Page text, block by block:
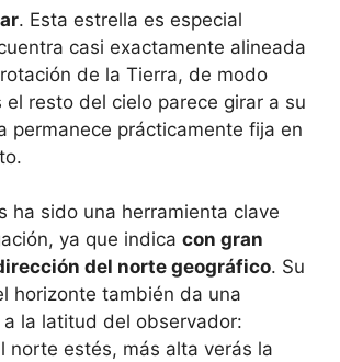
. Esta estrella es especial
casi exactamente alineada
de la Tierra, de modo
el resto del cielo parece girar a su
permanece prácticamente fija en
ha sido una herramienta clave
ya que indica con gran
del norte geográfico. Su
horizonte también da una
a la latitud del observador:
norte estés, más alta verás la